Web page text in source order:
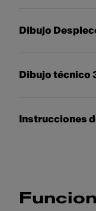
Dibujo
Dibujo técnico
Instrucciones